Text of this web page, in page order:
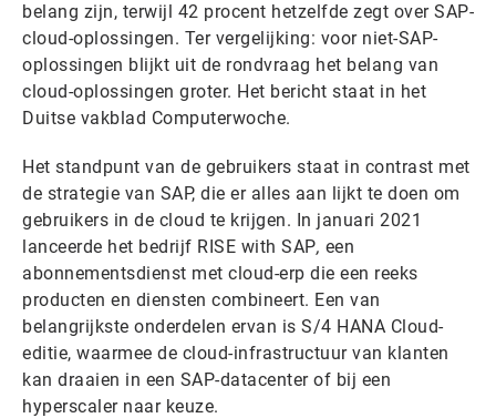
belang zijn, terwijl 42 procent hetzelfde zegt over SAP-
cloud-oplossingen. Ter vergelijking: voor niet-SAP-
oplossingen blijkt uit de rondvraag het belang van
cloud-oplossingen groter. Het bericht staat in het
Duitse vakblad Computerwoche.
Het standpunt van de gebruikers staat in contrast met
de strategie van SAP, die er alles aan lijkt te doen om
gebruikers in de cloud te krijgen. In januari 2021
lanceerde het bedrijf RISE with SAP, een
abonnementsdienst met cloud-erp die een reeks
producten en diensten combineert. Een van
belangrijkste onderdelen ervan is S/4 HANA Cloud-
editie, waarmee de cloud-infrastructuur van klanten
kan draaien in een SAP-datacenter of bij een
hyperscaler naar keuze.